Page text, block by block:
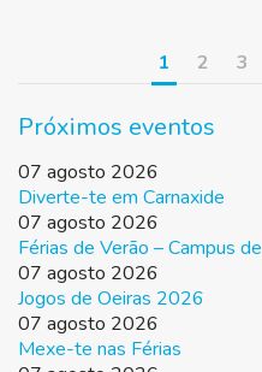
1 2 3
Próximos eventos
07 agosto 2026
Diverte-te em Carnaxide
07 agosto 2026
Férias de Verão – Campus
07 agosto 2026
Jogos de Oeiras 2026
07 agosto 2026
Mexe-te nas Férias